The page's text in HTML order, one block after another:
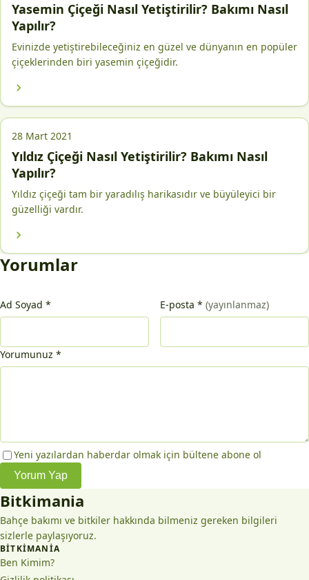
Yasemin Çiçeği Nasıl Yetiştirilir? Bakımı Nasıl
Yapılır?
Evinizde yetiştirebileceğiniz en güzel ve dünyanın en popüler
çiçeklerinden biri yasemin çiçeğidir.
28 Mart 2021
Yıldız Çiçeği Nasıl Yetiştirilir? Bakımı Nasıl
Yapılır?
Yıldız çiçeği tam bir yaradılış harikasıdır ve büyüleyici bir
güzelliği vardır.
Yorumlar
Ad Soyad * E-posta * (yayınlanmaz)
Yorumunuz *
Yeni yazılardan haberdar olmak için bültene abone ol
Yorum Yap
Bitkimania
Bahçe bakımı ve bitkiler hakkında bilmeniz gereken bilgileri
sizlerle paylaşıyoruz.
BITKIMANIA
Ben Kimim?